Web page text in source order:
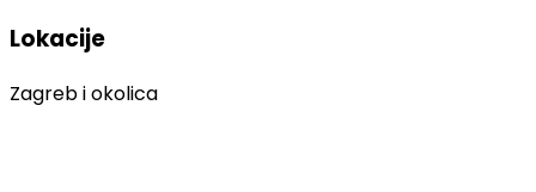
Lokacije
Zagreb i okolica